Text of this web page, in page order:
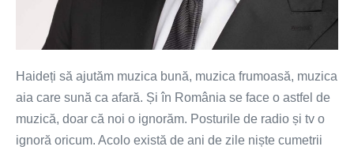
Haideți să ajutăm muzica bună, muzica frumoasă, muzica
aia care sună ca afară. Și în România se face o astfel de
muzică, doar că noi o ignorăm. Posturile de radio și tv o
ignoră oricum. Acolo există de ani de zile niște cumetrii